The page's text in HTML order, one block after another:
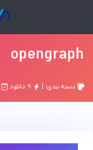
opengraph
دسته بندی: |